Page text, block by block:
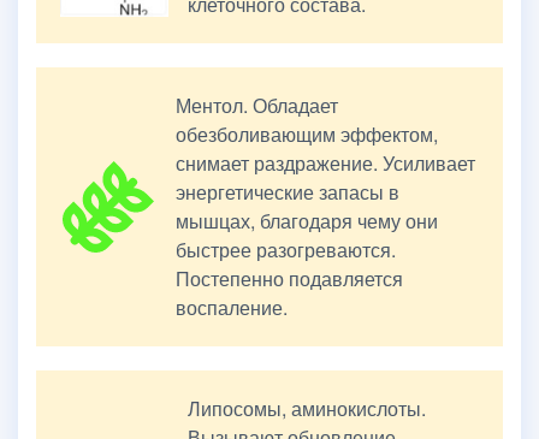
Ментол. Обладает
обезболивающим эффектом,
снимает раздражение. Усиливает
энергетические запасы в
мышцах, благодаря чему они
быстрее разогреваются.
Постепенно подавляется
воспаление.
Липосомы, аминокислоты.